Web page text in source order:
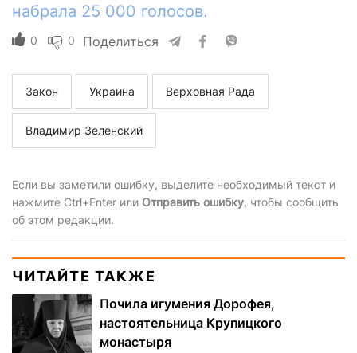
набрала 25 000 голосов.
0 0 Поделиться
Закон Украина Верховная Рада
Владимир Зеленский
Если вы заметили ошибку, выделите необходимый текст и
нажмите Ctrl+Enter или Отправить ошибку, чтобы сообщить
об этом редакции.
ЧИТАЙТЕ ТАКЖЕ
Почила игумения Дорофея,
настоятельница Крупицкого
монастыря